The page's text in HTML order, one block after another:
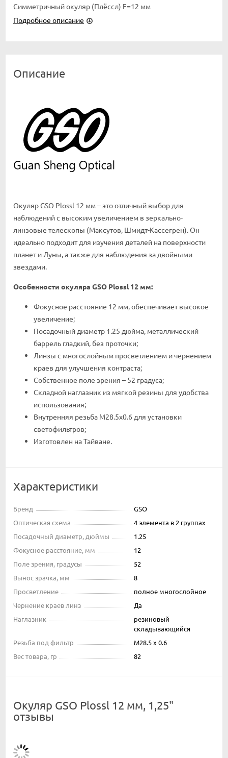
Симметричный окуляр (Плёссл) F=12 мм
Подробное описание
Описание
Окуляр GSO Plossl 12 мм – это отличный выбор для
наблюдений с высоким увеличением в зеркально-
линзовые телескопы (Максутов, Шмидт-Кассегрен). Он
идеально подходит для изучения деталей на поверхности
планет и Луны, а также для наблюдения за двойными
звездами.
Особенности окуляра GSO Plossl 12 мм:
Фокусное расстояние 12 мм, обеспечивает высокое
увеличение;
Посадочный диаметр 1.25 дюйма, металлический
баррель гладкий, без проточки;
Линзы с многослойным просветлением и чернением
краев для улучшения контраста;
Собственное поле зрения – 52 градуса;
Складной наглазник из мягкой резины для удобства
использования;
Внутренняя резьба M28.5x0.6 для установки
светофильтров;
Изготовлен на Тайване.
Характеристики
Бренд
GSO
Оптическая схема
4 элемента в 2 группах
Посадочный диаметр, дюймы
1.25
Фокусное расстояние, мм
12
Поле зрения, градусы
52
Вынос зрачка, мм
8
Просветление
полное многослойное
Чернение краев линз
Да
Наглазник
резиновый
складывающийся
Резьба под фильтр
M28.5 x 0.6
Вес товара, гр
82
Окуляр GSO Plossl 12 мм, 1,25"
отзывы